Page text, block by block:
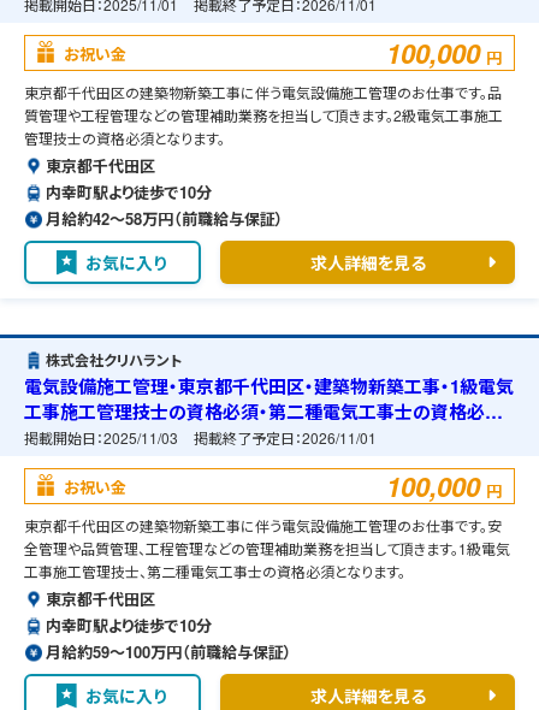
掲載開始日：2025/11/01 掲載終了予定日：2026/11/01
お祝い金 100,000 円
東京都千代田区の建築物新築工事に伴う電気設備施工管理のお仕事です。品
質管理や工程管理などの管理補助業務を担当して頂きます。2級電気工事施工
管理技士の資格必須となります。
東京都千代田区
内幸町駅より徒歩で10分
月給約42〜58万円（前職給与保証）
お気に入り 求人詳細を見る
株式会社クリハラント
電気設備施工管理・東京都千代田区・建築物新築工事・1級電気
工事施工管理技士の資格必須・第二種電気工事士の資格必須・
宿舎の準備可能
掲載開始日：2025/11/03 掲載終了予定日：2026/11/01
お祝い金 100,000 円
東京都千代田区の建築物新築工事に伴う電気設備施工管理のお仕事です。安
全管理や品質管理、工程管理などの管理補助業務を担当して頂きます。1級電気
工事施工管理技士、第二種電気工事士の資格必須となります。
東京都千代田区
内幸町駅より徒歩で10分
月給約59〜100万円（前職給与保証）
お気に入り 求人詳細を見る